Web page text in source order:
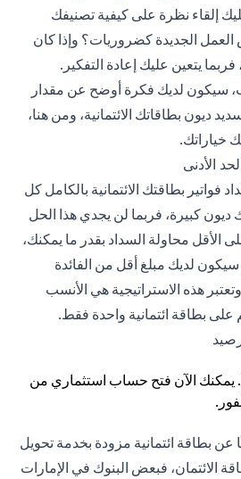
إلقاء نظرة على كيفية تصنيفك
الجديدة كضروريات؟ وإذا كان
يتعين عليك إعادة التفكير.
سيكون لديك فكرة أوضح عن مقدار
ديون بطاقاتك الائتمانية، ومن هنا،
خياراتك.
الأدنى
فواتير بطاقتك الائتمانية بالكامل كل
ديون كبيرة، فربما لن يجدي هذا الحل
الأقل محاولة السداد بقدر ما يمكنك،
لديك مبلغ أقل من الفائدة
هذه الاستراتيجية هي الأنسب
على بطاقة ائتمانية واحدة فقط.
بطاقة ائتمانية مزودة بخدمة تحويل
الائتمان، فبعض البنوك في الإمارات